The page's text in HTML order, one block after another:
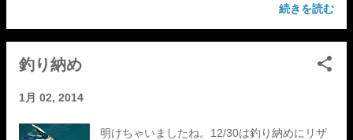
履いててホッ。〜山中湖村〜御殿場〜江戸へ。
行きは良い良い帰りは、 怖かった。
続きを読む
釣り納め
1月 02, 2014
明けちゃいましたね。12/30は釣り納めにリザ